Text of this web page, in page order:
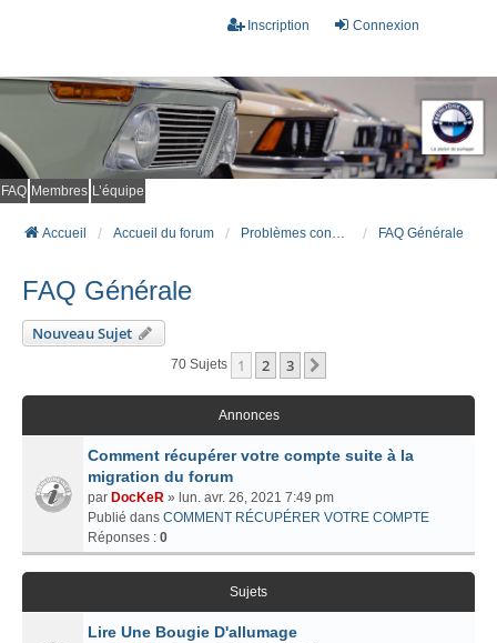
Connexion
Inscription
FAQ Membres L’équipe
Accueil Accueil du forum Problèmes connus et résolus (FAQ) FAQ Générale
FAQ Générale
Nouveau Sujet
70 Sujets 1 2 3
Annonces
Comment récupérer votre compte suite à la
migration du forum
par DocKeR » lun. avr. 26, 2021 7:49 pm
Publié dans COMMENT RÉCUPÉRER VOTRE COMPTE
Réponses : 0
Sujets
Lire Une Bougie D'allumage